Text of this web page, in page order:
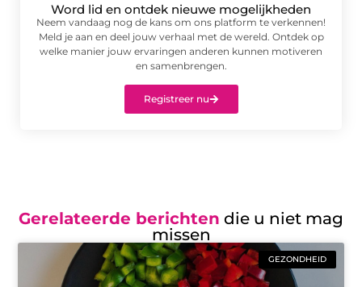
Word lid en ontdek nieuwe mogelijkheden
Neem vandaag nog de kans om ons platform te verkennen!
Meld je aan en deel jouw verhaal met de wereld. Ontdek op
welke manier jouw ervaringen anderen kunnen motiveren
en samenbrengen.
Registreer nu
Gerelateerde berichten die u niet mag
missen
GEZONDHEID